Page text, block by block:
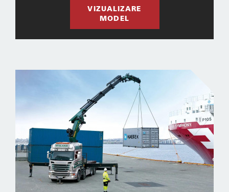
VIZUALIZARE
MODEL